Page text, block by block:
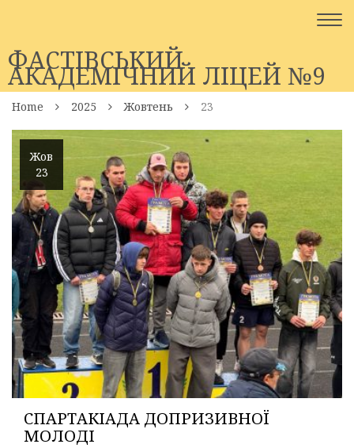
ФАСТІВСЬКИЙ
АКАДЕМІЧНИЙ ЛІЦЕЙ №9
Home 2025 Жовтень 23
Жов
23
СПАРТАКІАДА ДОПРИЗИВНОЇ
МОЛОДІ